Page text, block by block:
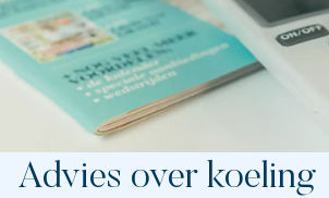
Advies over koeling